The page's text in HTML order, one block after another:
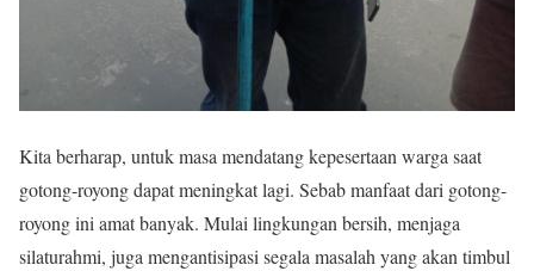
Kita berharap, untuk masa mendatang kepesertaan warga saat
gotong-royong dapat meningkat lagi. Sebab manfaat dari gotong-
royong ini amat banyak. Mulai lingkungan bersih, menjaga
silaturahmi, juga mengantisipasi segala masalah yang akan timbul